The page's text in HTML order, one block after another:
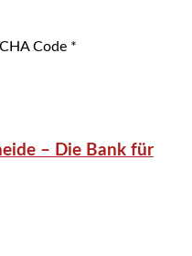
Code *
– Die Bank für